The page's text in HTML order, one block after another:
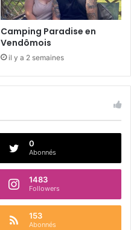
Camping Paradise en
Vendômois
il y a 2 semaines
0
Abonnés
1483
Followers
153
Abonnés